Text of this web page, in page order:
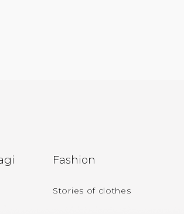
Fashion
Stories of clothes